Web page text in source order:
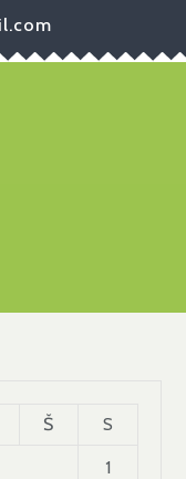
Š S
1